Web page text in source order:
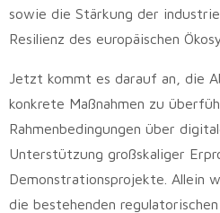
sowie die Stärkung der
Resilienz des europäischen
Jetzt kommt es darauf an, die
konkrete Maßnahmen zu
Rahmenbedingungen über
Unterstützung großskaliger
Demonstrationsprojekte. Allein
die bestehenden